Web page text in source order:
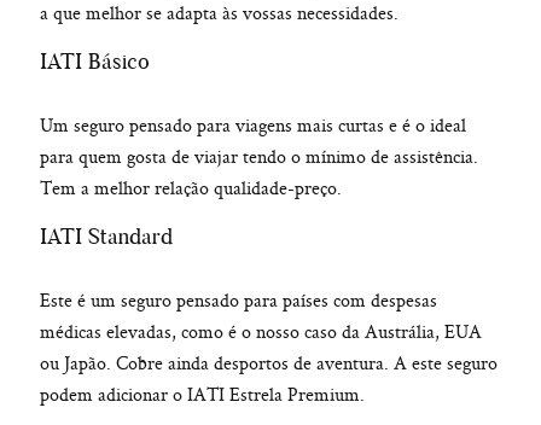
a que melhor se adapta às vossas necessidades.
IATI Básico
Um seguro pensado para viagens mais curtas e é o ideal
para quem gosta de viajar tendo o mínimo de assistência.
Tem a melhor relação qualidade-preço.
IATI Standard
Este é um seguro pensado para países com despesas
médicas elevadas, como é o nosso caso da Austrália, EUA
ou Japão. Cobre ainda desportos de aventura. A este seguro
podem adicionar o IATI Estrela Premium.